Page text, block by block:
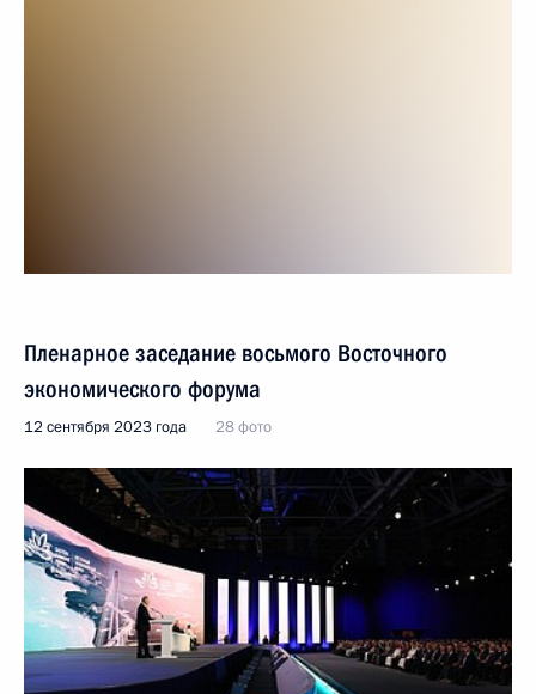
Пленарное заседание восьмого Восточного
экономического форума
12 сентября 2023 года 28 фото